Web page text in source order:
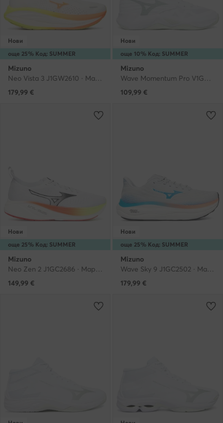
още 25% Код: SUMMER
Нови
Mizuno
179,99 €
още 10% Код: SUMMER
Нови
Mizuno
109,99 €
още 25% Код: SUMMER
Нови
Mizuno
Neo Zen 2 J1GC2686 · Маратонки за бягане
149,99 €
още 25% Код: SUMMER
Нови
Mizuno
Wave Sky 9 J1GC2502 · Маратонки за бягане
179,99 €